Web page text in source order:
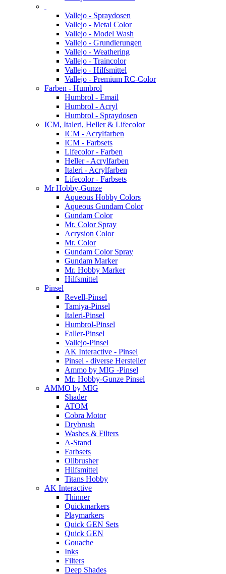
Vallejo - Spraydosen
Vallejo - Metal Color
Vallejo - Model Wash
Vallejo - Grundierungen
Vallejo - Weathering
Vallejo - Traincolor
Vallejo - Hilfsmittel
Vallejo - Premium RC-Color
Farben - Humbrol
Humbrol - Email
Humbrol - Acryl
Humbrol - Spraydosen
ICM, Italeri, Heller & Lifecolor
ICM - Acrylfarben
ICM - Farbsets
Lifecolor - Farben
Heller - Acrylfarben
Italeri - Acrylfarben
Lifecolor - Farbsets
Mr Hobby-Gunze
Aqueous Hobby Colors
Aqueous Gundam Color
Gundam Color
Mr. Color Spray
Acrysion Color
Mr. Color
Gundam Color Spray
Gundam Marker
Mr. Hobby Marker
Hilfsmittel
Pinsel
Revell-Pinsel
Tamiya-Pinsel
Italeri-Pinsel
Humbrol-Pinsel
Faller-Pinsel
Vallejo-Pinsel
AK Interactive - Pinsel
Pinsel - diverse Hersteller
Ammo by MIG -Pinsel
Mr. Hobby-Gunze Pinsel
AMMO by MIG
Shader
ATOM
Cobra Motor
Drybrush
Washes & Filters
A-Stand
Farbsets
Oilbrusher
Hilfsmittel
Titans Hobby
AK Interactive
Thinner
Quickmarkers
Playmarkers
Quick GEN Sets
Quick GEN
Gouache
Inks
Filters
Deep Shades